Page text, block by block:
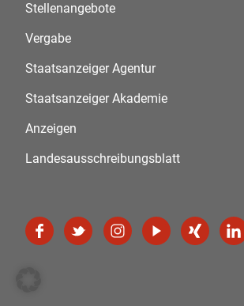
Stellenangebote
Vergabe
Staatsanzeiger Agentur
Staatsanzeiger Akademie
Anzeigen
Landesausschreibungsblatt